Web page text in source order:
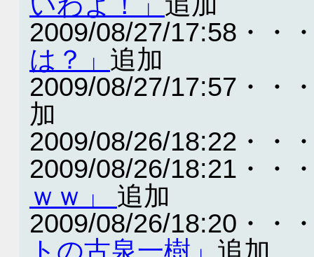
2009/08/27/17:58・・
は？」 追加
2009/08/27/17:57・・
加
2009/08/26/18:22・・
2009/08/26/18:21・・
ｗｗ」 追加
2009/08/26/18:20・・
トの古泉一樹」 追加